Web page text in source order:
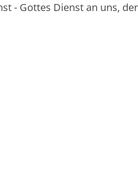
- Gottes Dienst an uns,